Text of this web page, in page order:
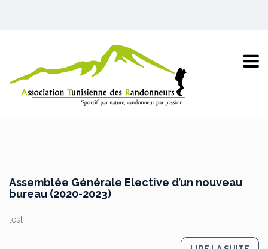
Assemblée Générale Elective d’un nouveau
bureau (2020-2023)
test